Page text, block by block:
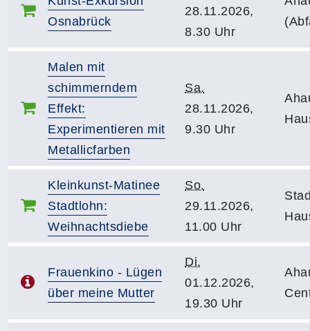
Osnabrück
28.11.2026,
8.30 Uhr
Malen mit
schimmerndem
Effekt:
Experimentieren mit
Metallicfarben
Sa.
28.11.2026,
9.30 Uhr
Kleinkunst-Matinee
Stadtlohn:
Weihnachtsdiebe
So.
29.11.2026,
11.00 Uhr
Frauenkino - Lügen
über meine Mutter
Di.
01.12.2026,
19.30 Uhr